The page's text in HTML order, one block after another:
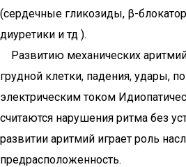
(сердечные гликозиды, β-
диуретики и тд ).
Развитию механических
грудной клетки, падения, удары,
электрическим током
считаются нарушения ритма без
развитии аритмий играет роль
предрасположенность.